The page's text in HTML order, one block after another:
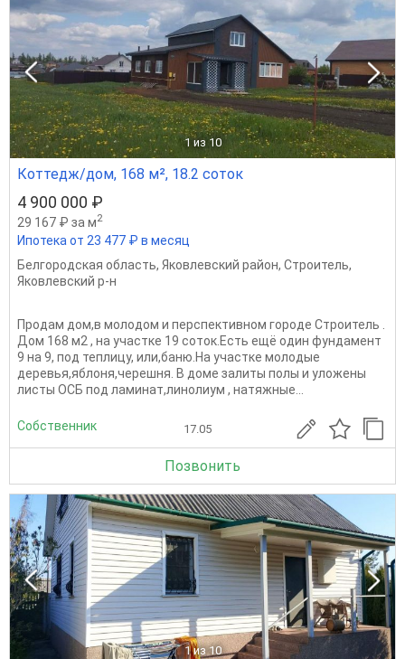
1 из 10
Коттедж/дом, 168 м², 18.2 соток
4 900 000 ₽
29 167 ₽ за м2
Ипотека от 23 477 ₽ в месяц
Белгородская область, Яковлевский район, Строитель,
Яковлевский р-н
Продам дом,в молодом и перспективном городе Строитель .
Дом 168 м2 , на участке 19 соток.Есть ещё один фундамент
9 на 9, под теплицу, или,баню.На участке молодые
деревья,яблоня,черешня. В доме залиты полы и уложены
листы ОСБ под ламинат,линолиум , натяжные...
Собственник 17.05
Позвонить
1 из 10